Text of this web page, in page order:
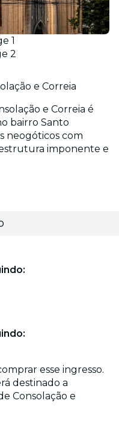
1
2
e Correia
e Correia é
bairro Santo
neogóticos com
imponente e
esse ingresso.
destinado a
Consolação e